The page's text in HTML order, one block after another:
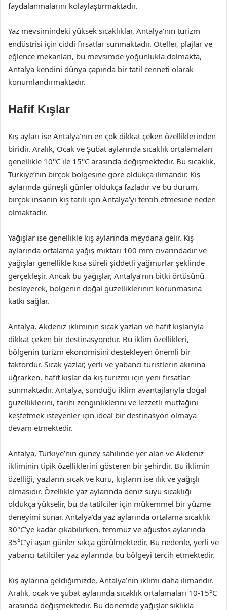
faydalanmalarını kolaylaştırmaktadır.
Yaz mevsimindeki yüksek sıcaklıklar, Antalya’nın turizm
endüstrisi için ciddi fırsatlar sunmaktadır. Oteller, plajlar ve
eğlence mekanları, bu mevsimde yoğunlukla dolmakta,
Antalya kendini dünya çapında bir tatil cenneti olarak
konumlandırmaktadır.
Hafif Kışlar
Kış ayları ise Antalya’nın en çok dikkat çeken özelliklerinden
biridir. Aralık, Ocak ve Şubat aylarında sıcaklık ortalamaları
genellikle 10°C ile 15°C arasında değişmektedir. Bu sıcaklık,
Türkiye’nin birçok bölgesine göre oldukça ılımandır. Kış
aylarında güneşli günler oldukça fazladır ve bu durum,
birçok insanın kış tatili için Antalya’yı tercih etmesine neden
olmaktadır.
Yağışlar ise genellikle kış aylarında meydana gelir. Kış
aylarında ortalama yağış miktarı 100 mm civarındadır ve
yağışlar genellikle kısa süreli şiddetli yağmurlar şeklinde
gerçekleşir. Ancak bu yağışlar, Antalya’nın bitki örtüsünü
besleyerek, bölgenin doğal güzelliklerinin korunmasına
katkı sağlar.
Antalya, Akdeniz ikliminin sıcak yazları ve hafif kışlarıyla
dikkat çeken bir destinasyondur. Bu iklim özellikleri,
bölgenin turizm ekonomisini destekleyen önemli bir
faktördür. Sıcak yazlar, yerli ve yabancı turistlerin akınına
uğrarken, hafif kışlar da kış turizmi için yeni fırsatlar
sunmaktadır. Antalya, sunduğu iklim avantajlarıyla doğal
güzelliklerini, tarihi zenginliklerini ve lezzetli mutfağını
keşfetmek isteyenler için ideal bir destinasyon olmaya
devam etmektedir.
Antalya, Türkiye’nin güney sahilinde yer alan ve Akdeniz
ikliminin tipik özelliklerini gösteren bir şehirdir. Bu iklimin
özelliği, yazların sıcak ve kuru, kışların ise ılık ve yağışlı
olmasıdır. Özellikle yaz aylarında deniz suyu sıcaklığı
oldukça yükselir, bu da tatilciler için mükemmel bir yüzme
deneyimi sunar. Antalya’da yaz aylarında ortalama sıcaklık
30°C’ye kadar çıkabilirken, temmuz ve ağustos aylarında
35°C’yi aşan günler sıkça görülmektedir. Bu nedenle, yerli ve
yabancı tatilciler yaz aylarında bu bölgeyi tercih etmektedir.
Kış aylarına geldiğimizde, Antalya’nın iklimi daha ılımandır.
Aralık, ocak ve şubat aylarında sıcaklık ortalamaları 10-15°C
arasında değişmektedir. Bu dönemde yağışlar sıklıkla